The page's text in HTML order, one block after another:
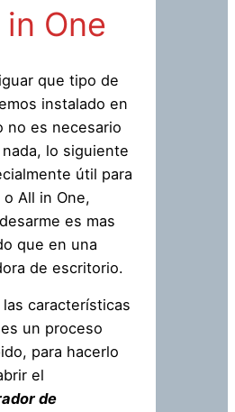
One
que tipo de
instalado en
no es necesario
lo siguiente
útil para
All in One,
es mas
que en una
de escritorio.
características
un proceso
para hacerlo
el
de